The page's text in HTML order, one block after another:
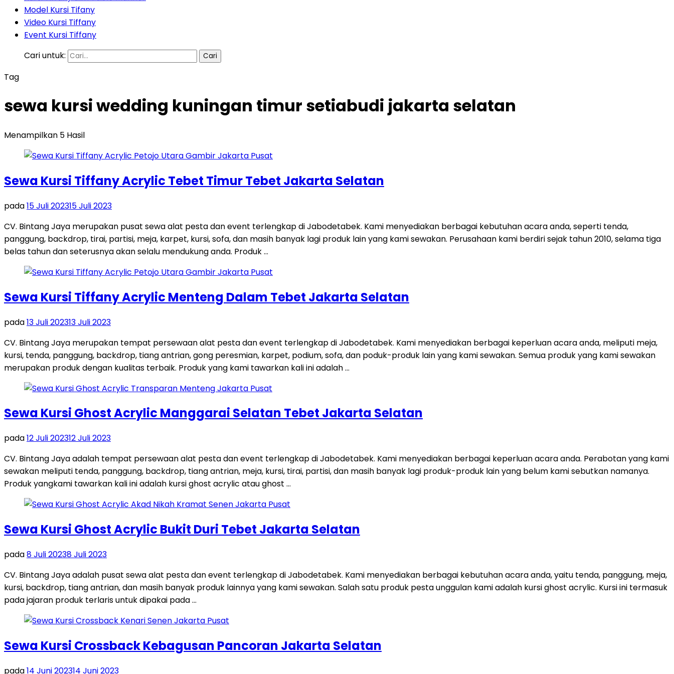
Model Kursi Tifany
Video Kursi Tiffany
Event Kursi Tiffany
Cari untuk:
Tag
sewa kursi wedding kuningan timur setiabudi jakarta selatan
Menampilkan 5 Hasil
Sewa Kursi Tiffany Acrylic Tebet Timur Tebet Jakarta Selatan
pada15 Juli 202315 Juli 2023
CV. Bintang Jaya merupakan pusat sewa alat pesta dan event terlengkap di Jabodetabek. Kami menyediakan berbagai kebutuhan acara anda, seperti tenda,
panggung, backdrop, tirai, partisi, meja, karpet, kursi, sofa, dan masih banyak lagi produk lain yang kami sewakan. Perusahaan kami berdiri sejak tahun 2010, selama tiga
belas tahun dan seterusnya akan selalu mendukung anda. Produk …
Sewa Kursi Tiffany Acrylic Menteng Dalam Tebet Jakarta Selatan
pada13 Juli 202313 Juli 2023
CV. Bintang Jaya merupakan tempat persewaan alat pesta dan event terlengkap di Jabodetabek. Kami menyediakan berbagai keperluan acara anda, meliputi meja,
kursi, tenda, panggung, backdrop, tiang antrian, gong peresmian, karpet, podium, sofa, dan poduk-produk lain yang kami sewakan. Semua produk yang kami sewakan
merupakan produk dengan kualitas terbaik. Produk yang kami tawarkan kali ini adalah …
Sewa Kursi Ghost Acrylic Manggarai Selatan Tebet Jakarta Selatan
pada12 Juli 202312 Juli 2023
CV. Bintang Jaya adalah tempat persewaan alat pesta dan event terlengkap di Jabodetabek. Kami menyediakan berbagai keperluan acara anda. Perabotan yang kami
sewakan meliputi tenda, panggung, backdrop, tiang antrian, meja, kursi, tirai, partisi, dan masih banyak lagi produk-produk lain yang belum kami sebutkan namanya.
Produk yangkami tawarkan kali ini adalah kursi ghost acrylic atau ghost …
Sewa Kursi Ghost Acrylic Bukit Duri Tebet Jakarta Selatan
pada8 Juli 20238 Juli 2023
CV. Bintang Jaya adalah pusat sewa alat pesta dan event terlengkap di Jabodetabek. Kami menyediakan berbagai kebutuhan acara anda, yaitu tenda, panggung, meja,
kursi, backdrop, tiang antrian, dan masih banyak produk lainnya yang kami sewakan. Salah satu produk pesta unggulan kami adalah kursi ghost acrylic. Kursi ini termasuk
pada jajaran produk terlaris untuk dipakai pada …
Sewa Kursi Crossback Kebagusan Pancoran Jakarta Selatan
pada14 Juni 202314 Juni 2023